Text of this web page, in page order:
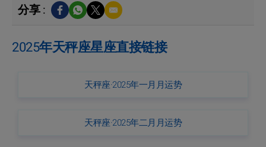
分享 :
2025年天秤座星座直接链接
天秤座·2025年一月月运势
天秤座·2025年二月月运势